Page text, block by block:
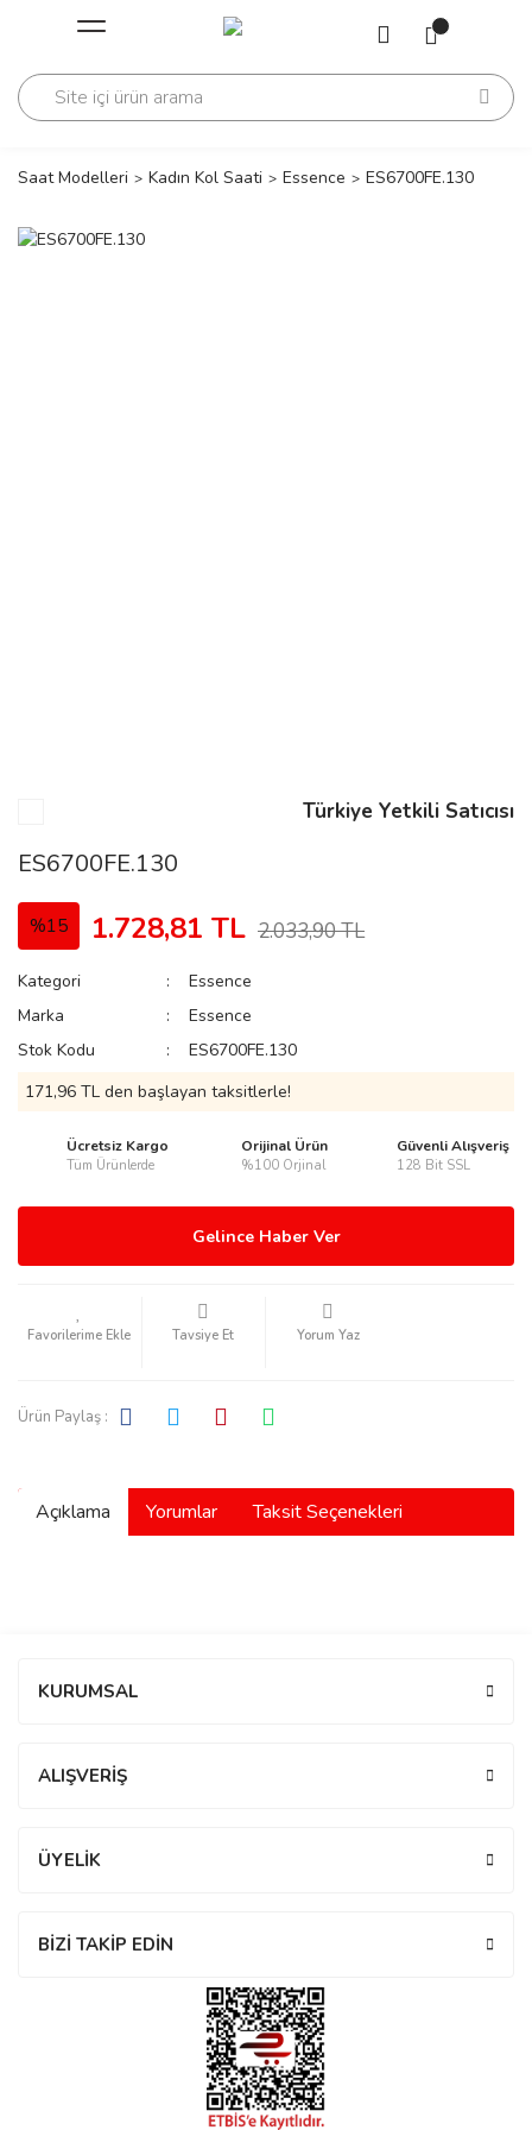
Geri Dön
Geri Dön
Saat Modelleri Kadın Kol Saati Essence ES6700FE.130
Türkiye Yetkili Satıcısı
ES6700FE.130
%15 1.728,81 TL 2.033,90 TL
Kategori
Essence
Marka
Essence
Stok Kodu
ES6700FE.130
171,96 TL den başlayan taksitlerle!
Ücretsiz Kargo
Tüm Ürünlerde
Orijinal Ürün
%100 Orjinal
Güvenli Alışveriş
128 Bit SSL
Gelince Haber Ver
Tavsiye Et Yorum Yaz
Ürün Paylaş :
Açıklama Yorumlar Taksit Seçenekleri
KURUMSAL
ALIŞVERİŞ
ÜYELİK
BİZİ TAKİP EDİN